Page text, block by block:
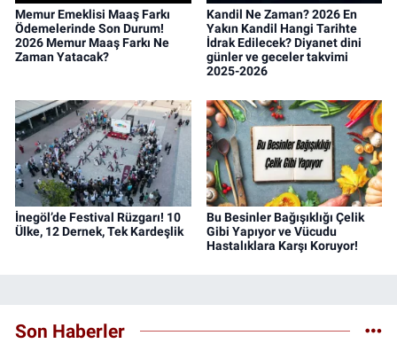
Memur Emeklisi Maaş Farkı
Ödemelerinde Son Durum!
2026 Memur Maaş Farkı Ne
Zaman Yatacak?
Kandil Ne Zaman? 2026 En
Yakın Kandil Hangi Tarihte
İdrak Edilecek? Diyanet dini
günler ve geceler takvimi
2025-2026
İnegöl’de Festival Rüzgarı! 10
Ülke, 12 Dernek, Tek Kardeşlik
Bu Besinler Bağışıklığı Çelik
Gibi Yapıyor ve Vücudu
Hastalıklara Karşı Koruyor!
Son Haberler